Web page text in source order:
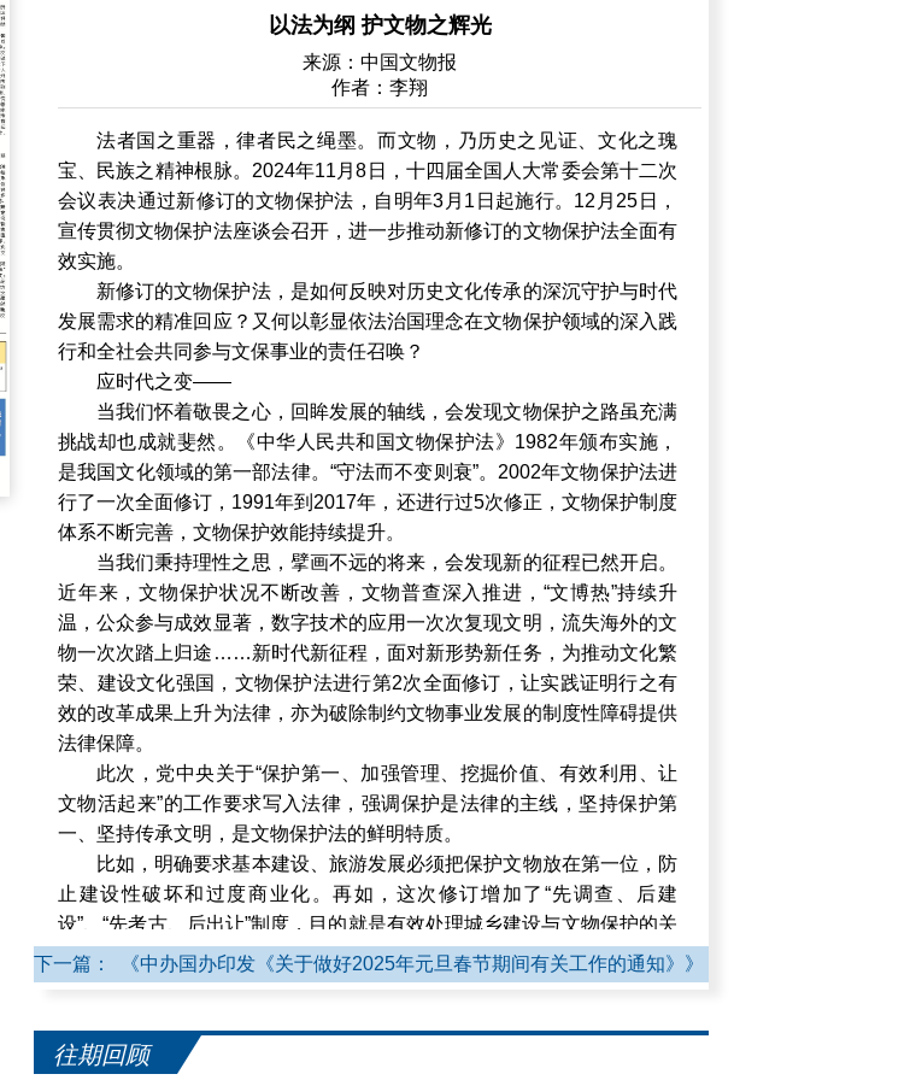
以法为纲 护文物之辉光
来源：中国文物报
作者：李翔
法者国之重器，律者民之绳墨。而文物，乃历史之见证、文化之瑰
宝、民族之精神根脉。2024年11月8日，十四届全国人大常委会第十二次
会议表决通过新修订的文物保护法，自明年3月1日起施行。12月25日，
宣传贯彻文物保护法座谈会召开，进一步推动新修订的文物保护法全面有
效实施。
新修订的文物保护法，是如何反映对历史文化传承的深沉守护与时代
发展需求的精准回应？又何以彰显依法治国理念在文物保护领域的深入践
行和全社会共同参与文保事业的责任召唤？
应时代之变——
当我们怀着敬畏之心，回眸发展的轴线，会发现文物保护之路虽充满
挑战却也成就斐然。《中华人民共和国文物保护法》1982年颁布实施，
是我国文化领域的第一部法律。“守法而不变则衰”。2002年文物保护法进
行了一次全面修订，1991年到2017年，还进行过5次修正，文物保护制度
体系不断完善，文物保护效能持续提升。
当我们秉持理性之思，擘画不远的将来，会发现新的征程已然开启。
近年来，文物保护状况不断改善，文物普查深入推进，“文博热”持续升
温，公众参与成效显著，数字技术的应用一次次复现文明，流失海外的文
物一次次踏上归途……新时代新征程，面对新形势新任务，为推动文化繁
荣、建设文化强国，文物保护法进行第2次全面修订，让实践证明行之有
效的改革成果上升为法律，亦为破除制约文物事业发展的制度性障碍提供
法律保障。
此次，党中央关于“保护第一、加强管理、挖掘价值、有效利用、让
文物活起来”的工作要求写入法律，强调保护是法律的主线，坚持保护第
一、坚持传承文明，是文物保护法的鲜明特质。
比如，明确要求基本建设、旅游发展必须把保护文物放在第一位，防
止建设性破坏和过度商业化。再如，这次修订增加了“先调查、后建
设”、“先考古、后出让”制度，目的就是有效处理城乡建设与文物保护的关
系，体现了预防性保护理念。
划责任经纬——
法定职责，形成一体推进、合力保护文物的工作格局，才能确保法律落地
见效；要明确规定文物保护的职责，对文物违法的法律责任予以科学且合
下一篇： 《中办国办印发《关于做好2025年元旦春节期间有关工作的通知》》
往期回顾